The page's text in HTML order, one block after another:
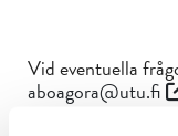
Vid eventuella
aboagora@utu.fi